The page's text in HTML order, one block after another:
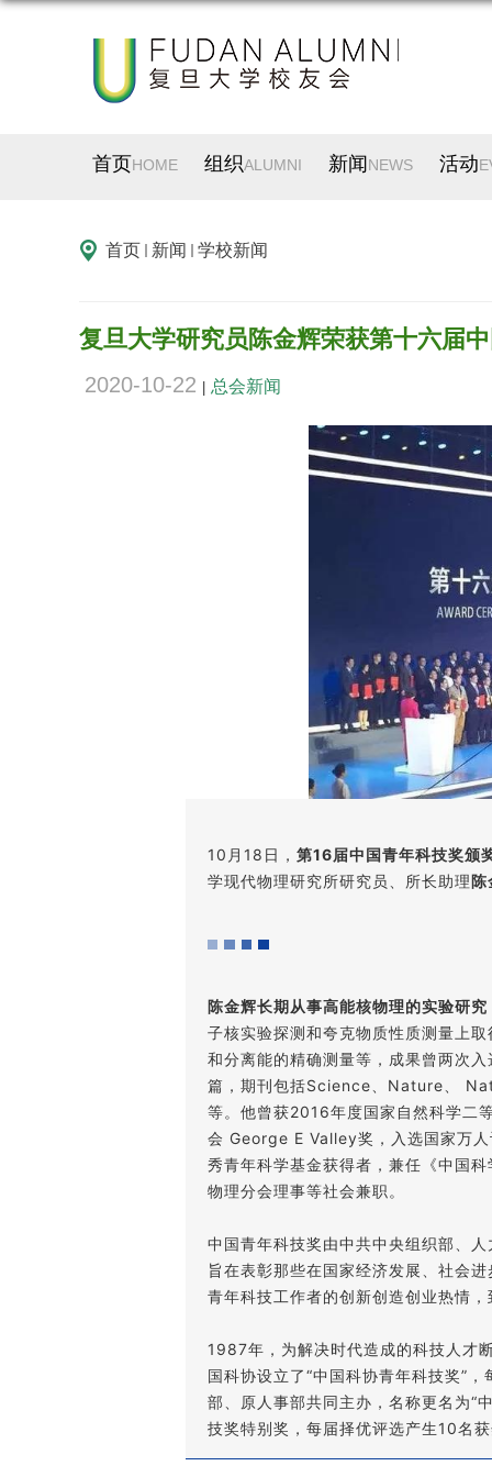
首页HOME 组织ALUMNI 新闻 NEWS 活动
首页 新闻 学校新闻
复旦大学研究员陈金辉荣获第十六届
2020-10-22 总会新闻
10月18日， 第16届中国青年科技奖颁
学现代物理研究所研究员、所长助理陈
陈金辉长期从事高能核物理的实验研
子核实验探测和夸克物质性质测量上
和分离能的精确测量等，成果曾两次
篇，期刊包括Science、Nature、
等。他曾获2016年度国家自然科学二
会 George E Valley奖，入选国家万
秀青年科学基金获得者，兼任《中国
物理分会理事等社会兼职。
中国青年科技奖由中共中央组织部、
旨在表彰那些在国家经济发展、社会
青年科技工作者的创新创造创业热情
1987年，为解决时代造成的科技人才
国科协设立了“中国科协青年科技奖”
部、原人事部共同主办，名称更名为“
技奖特别奖，每届择优评选产生10名